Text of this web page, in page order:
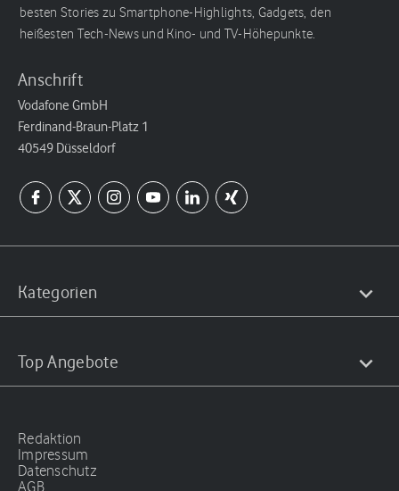
besten Stories zu Smartphone-Highlights, Gadgets, den
heißesten Tech-News und Kino- und TV-Höhepunkte.
Anschrift
Vodafone GmbH
Ferdinand-Braun-Platz 1
40549 Düsseldorf
Kategorien
Top Angebote
Redaktion
Impressum
Datenschutz
AGB